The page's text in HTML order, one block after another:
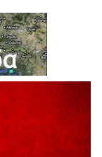
Περιβόλι –